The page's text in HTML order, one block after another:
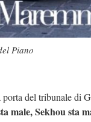
Piano
del tribunale di
male, Sekhou sta